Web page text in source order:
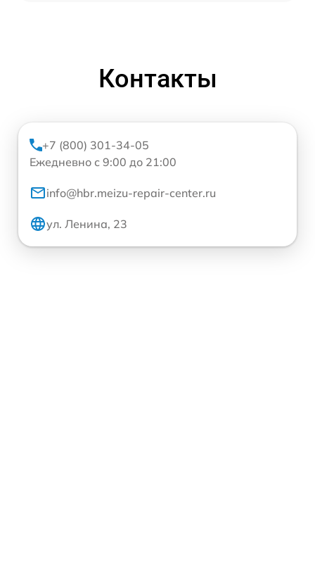
Контакты
+7 (800) 301-34-05
Ежедневно с 9:00 до 21:00
info@hbr.meizu-repair-center.ru
ул. Ленина, 23